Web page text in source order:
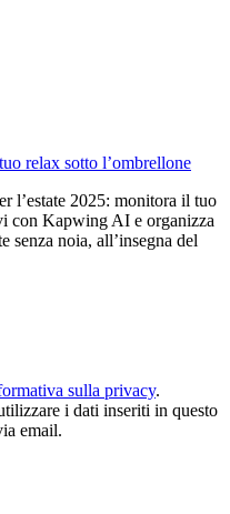
relax sotto l’ombrellone
l’estate 2025: monitora il tuo
con Kapwing AI e organizza
senza noia, all’insegna del
sulla privacy.
i dati inseriti in questo
email.